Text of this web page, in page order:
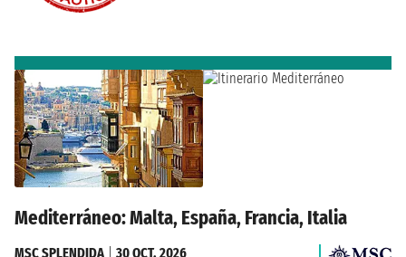
Mediterráneo: Malta, España, Francia, Italia
MSC SPLENDIDA
30 OCT. 2026